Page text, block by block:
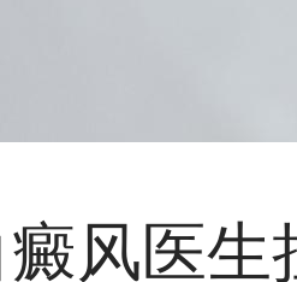
风医生